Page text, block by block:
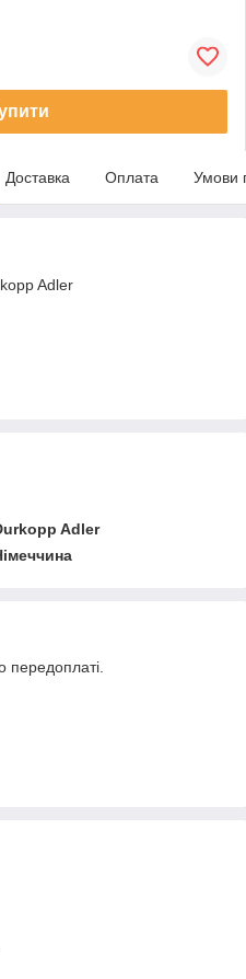
Доставка Оплата Умови
Adler
Adler
передоплаті.